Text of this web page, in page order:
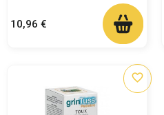
Prix
10,96 €
favorite_border